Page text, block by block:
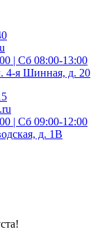
| Сб 08:00-13:00
4-я Шинная, д. 20
| Сб 09:00-12:00
д. 1В